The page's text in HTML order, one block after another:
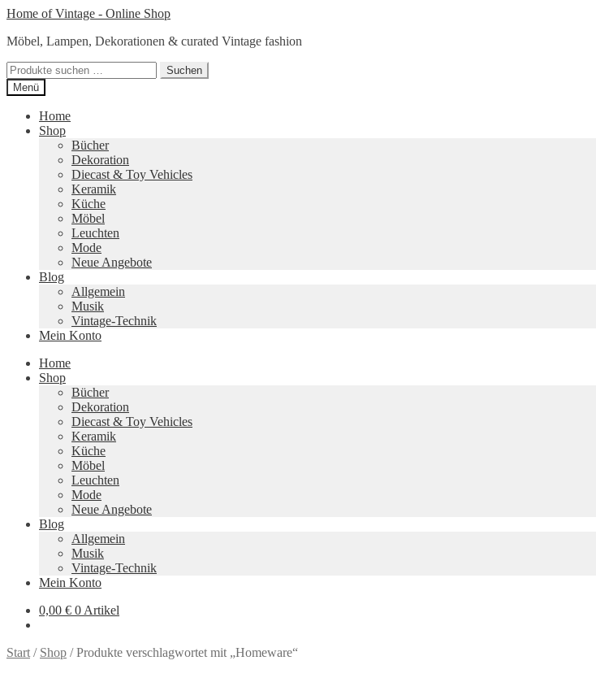
Zur
springen
Zum
springen
Home of Vintage - Online Shop
Möbel, Lampen, Dekorationen & curated Vintage fashion
Suchen
nach:
Suchen
Menü
Home
Shop
Bücher
Dekoration
Diecast & Toy Vehicles
Keramik
Küche
Möbel
Leuchten
Mode
Neue Angebote
Blog
Allgemein
Musik
Vintage-Technik
Mein Konto
Home
Shop
Bücher
Dekoration
Diecast & Toy Vehicles
Keramik
Küche
Möbel
Leuchten
Mode
Neue Angebote
Blog
Allgemein
Musik
Vintage-Technik
Mein Konto
0,00 € 0 Artikel
Start / Shop /Produkte verschlagwortet mit „Homeware“